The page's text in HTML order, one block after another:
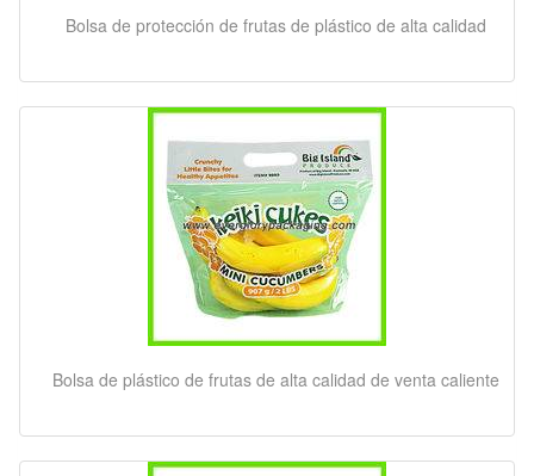
Bolsa de protección de frutas de plástico de alta calidad
Bolsa de plástico de frutas de alta calidad de venta caliente